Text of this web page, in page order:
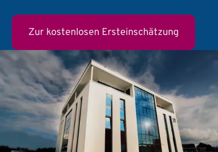
Zur kostenlosen Ersteinschätzung